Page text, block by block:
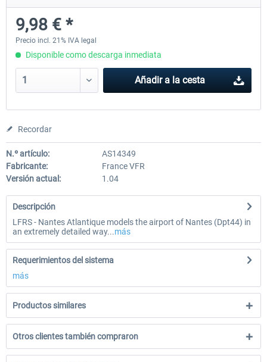
30,45 € *
9,98 € *
Precio incl. 21% IVA legal
Disponible como descarga inmediata
Añadir a la cesta
Recordar
N.º artículo:
AS14349
Fabricante:
France VFR
Versión actual:
1.04
Descripción
LFRS - Nantes Atlantique models the airport of Nantes (Dpt44) in
an extremely detailed way...más
Requerimientos del sistema
más
Productos similares
Otros clientes también compraron